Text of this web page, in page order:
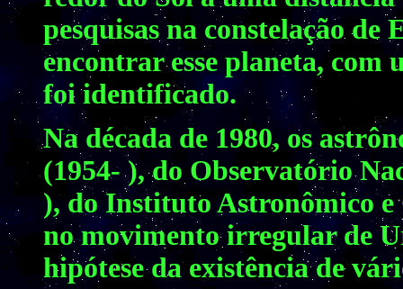
pesquisas na constelação de
encontrar esse planeta, com
foi identificado.
Na década de 1980, os
(1954- ), do Observatório
), do Instituto Astronômico e
no movimento irregular de
hipótese da existência de